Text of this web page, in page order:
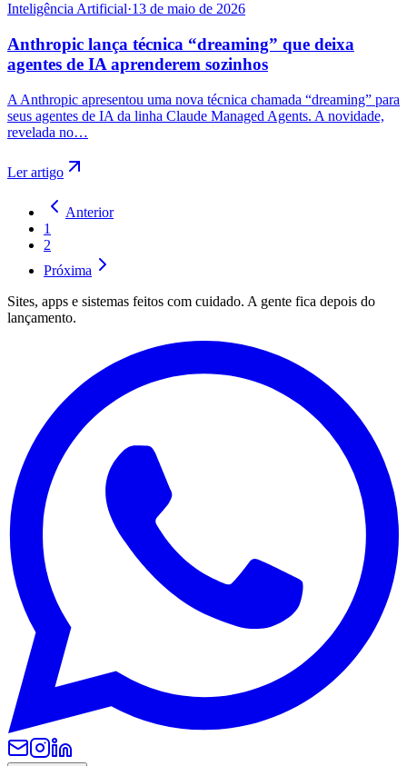
Inteligência Artificial·13 de maio de 2026
Anthropic lança técnica “dreaming” que deixa
agentes de IA aprenderem sozinhos
A Anthropic apresentou uma nova técnica chamada “dreaming” para
seus agentes de IA da linha Claude Managed Agents. A novidade,
revelada no…
Ler artigo
Anterior
1
2
Próxima
Sites, apps e sistemas feitos com cuidado. A gente fica depois do
lançamento.